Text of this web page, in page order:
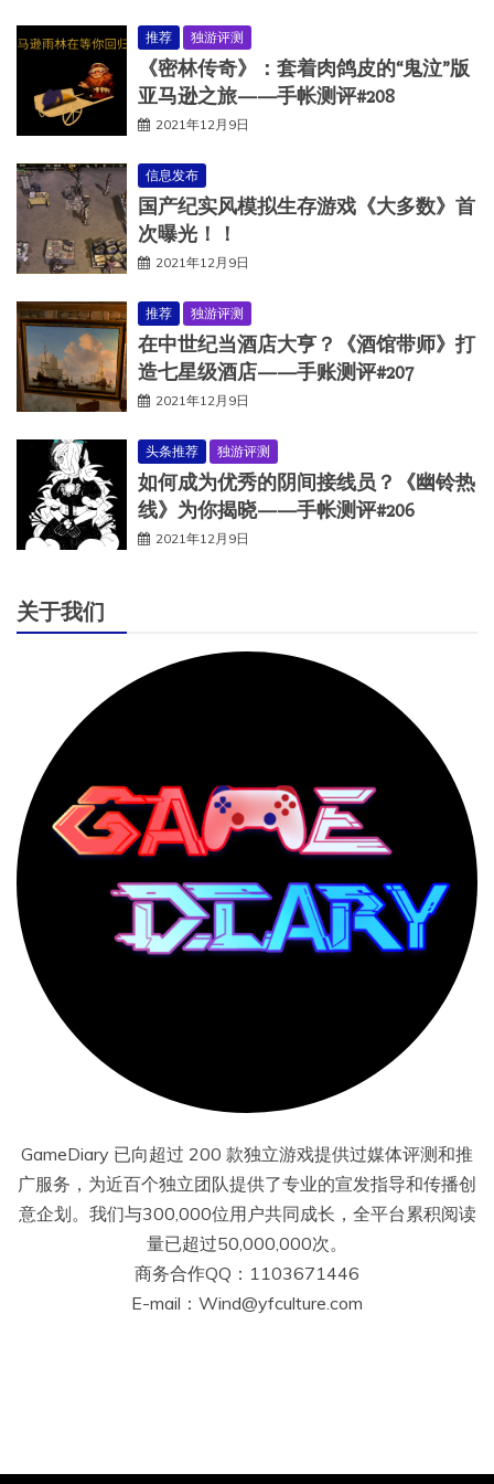
推荐 独游评测
《密林传奇》：套着肉鸽皮的“鬼泣”版
亚马逊之旅——手帐测评#208
2021年12月9日
信息发布
国产纪实风模拟生存游戏《大多数》首
次曝光！！
2021年12月9日
推荐 独游评测
在中世纪当酒店大亨？《酒馆带师》打
造七星级酒店——手账测评#207
2021年12月9日
头条推荐 独游评测
如何成为优秀的阴间接线员？《幽铃热
线》为你揭晓——手帐测评#206
2021年12月9日
关于我们
GameDiary 已向超过 200 款独立游戏提供过媒体评测和推
广服务，为近百个独立团队提供了专业的宣发指导和传播创
意企划。我们与300,000位用户共同成长，全平台累积阅读
量已超过50,000,000次。
商务合作QQ：1103671446
E-mail：Wind@yfculture.com